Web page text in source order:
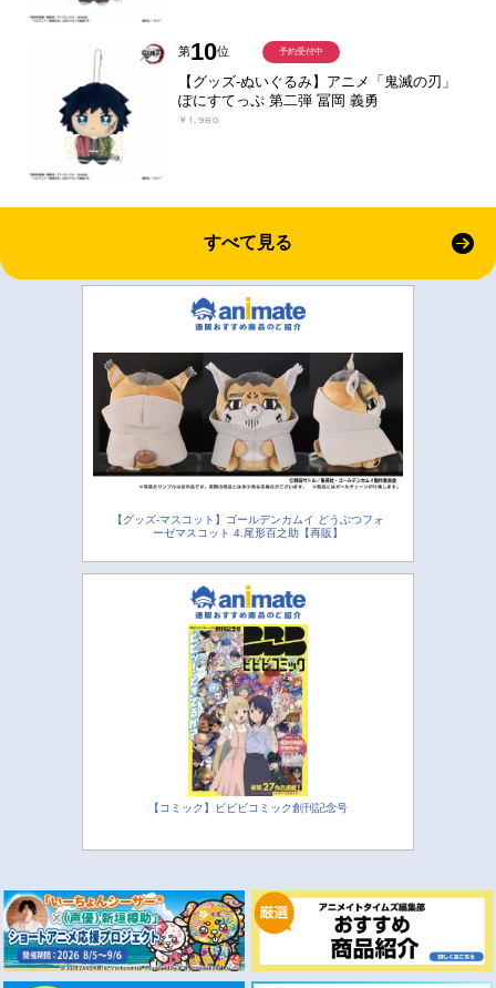
第10位
【グッズ-ぬいぐるみ】アニメ「鬼滅の刃」
ぽにすてっぷ 第二弾 冨岡 義勇
￥1,980
予約受付中
すべて見る
【グッズ-マスコット】ゴールデンカムイ どうぶつフォ
ーゼマスコット 4.尾形百之助【再販】
【コミック】ビビビコミック創刊記念号